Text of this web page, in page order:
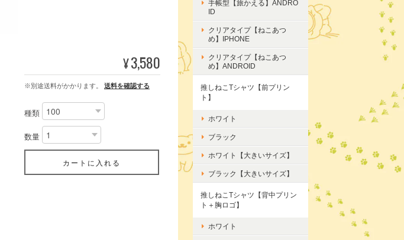
¥3,580
※別途送料がかかります。 送料を確認する
種類
数量
カートに入れる
手帳型【旅かえる】ANDRO
ID
クリアタイプ【ねこあつ
め】IPHONE
クリアタイプ【ねこあつ
め】ANDROID
推しねこTシャツ【前プリン
ト】
ホワイト
ブラック
ホワイト【大きいサイズ】
ブラック【大きいサイズ】
推しねこTシャツ【背中プリン
ト＋胸ロゴ】
ホワイト